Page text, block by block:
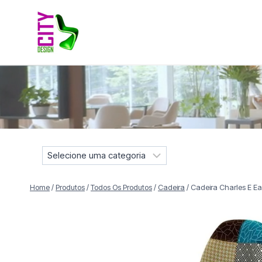
Conteúdo
Móveis selecionados para compor projetos residenciais
e
e
Home / Produtos / Todos Os Produtos / Cadeira / Cadeira Charles E